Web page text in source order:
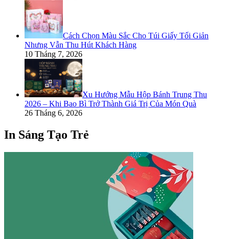
Cách Chọn Màu Sắc Cho Túi Giấy Tối Giản
Nhưng Vẫn Thu Hút Khách Hàng
10 Tháng 7, 2026
Xu Hướng Mẫu Hộp Bánh Trung Thu
2026 – Khi Bao Bì Trở Thành Giá Trị Của Món Quà
26 Tháng 6, 2026
In Sáng Tạo Trẻ